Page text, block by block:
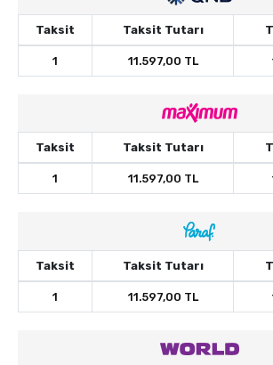
Taksit Taksit Tutarı
1 11.597,00 TL
Taksit Taksit Tutarı
1 11.597,00 TL
Taksit Taksit Tutarı
1 11.597,00 TL